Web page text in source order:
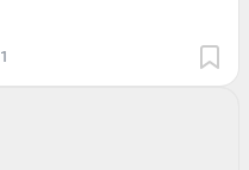
1